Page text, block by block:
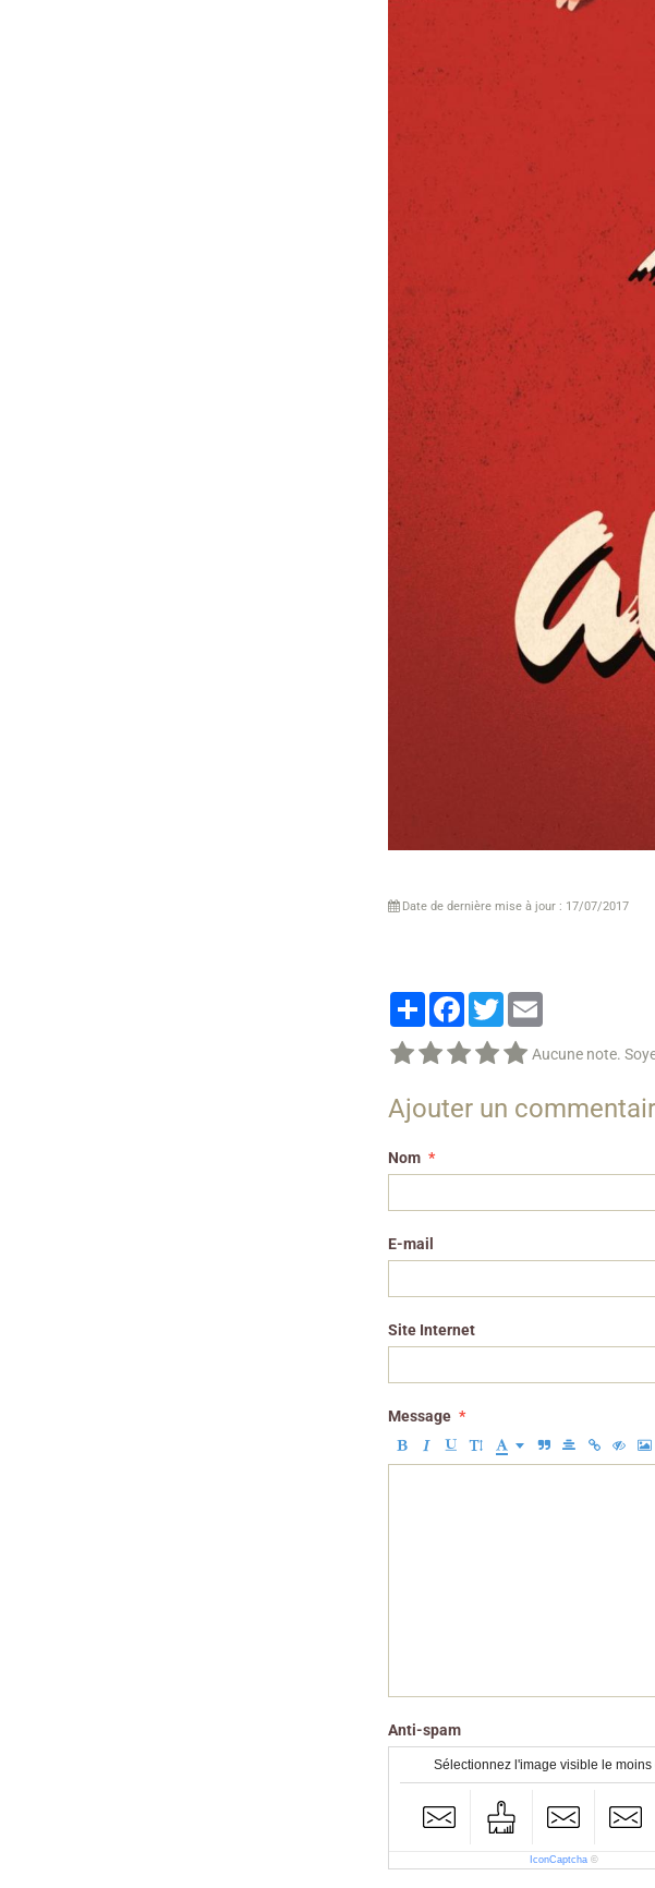
Date de dernière mise à jour : 17/07/2017
PartagerFacebook
Twitter
Aucune note.
Ajouter un
Nom
E-mail
Site Internet
Message
Anti-spam
Sélectionnez l'image visible le moins
IconCaptcha ©